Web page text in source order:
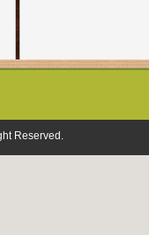
Reserved.